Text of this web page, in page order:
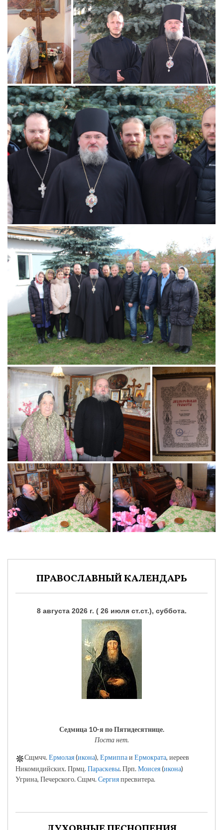
ПРАВОСЛАВНЫЙ КАЛЕНДАРЬ
8 августа 2026 г. ( 26 июля ст.ст.), суббота.
Седмица 10-я по Пятидесятнице.
Поста нет.
Сщмчч.Ермолая(икона), Ермиппаи Ермократа, иереев
Никомидийских. Прмц.Параскевы. Прп.Моисея(икона)
Угрина, Печерского. Сщмч.Сергияпресвитера.